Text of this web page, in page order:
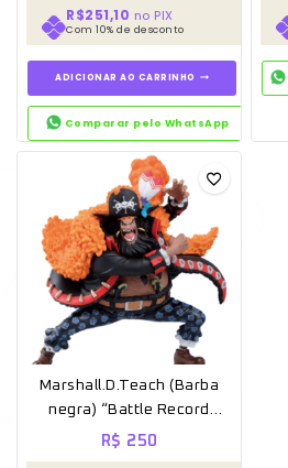
R$251,10 no PIX
Com 10% de desconto
ADICIONAR AO CARRINHO
Comparar pelo WhatsApp
Marshall.D.Teach (Barba
negra) “Battle Record
Collection 100%” Original
R$ 250